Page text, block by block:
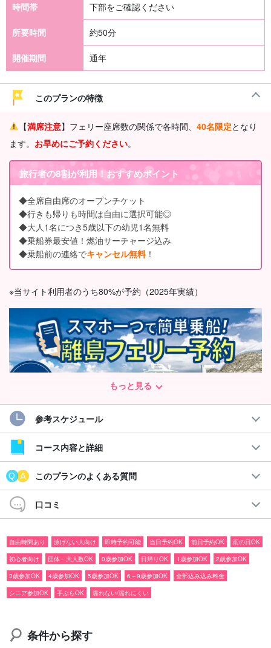
時間帯 下部をご確認ください
所要時間 約50分
開催期間 通年
このプランの特徴
【満席注意】フェリー座席数の関係で各時間、 40名限定となり
ます。 お早めにご予約ください。
旅行者の8割が利用！おすすめポイント
◆全席自由席のオープンチケット
◆行きも帰りも時間は自由に選択可能◎
◆大人1名につき5歳以下の幼児1名無料
◆乗船券最安値！燃油サーチャージ込み
◆乗船前の連絡でキャンセル無料！
※当サイト利用者のうち80%が予約（2025年実績）
西表島の玄関口となる港は、大原港（東南部）と上原港（北部）
のふたつがあります。
特に上原港はアクティビティツアーの集合場所になることが多く
上原港はこんな方に...
◆マリンアクティビティを楽しみたい方
◆西表島の自然を思い切り体感したい方
もっと見る
参考スケジュール
コース内容と詳細
このプランのよくある質問
口コミ
自由時間あり 泳げない人向け 即時予約可能 当日予約OK 前日予約OK
雨の日OK
初心者向け
団体・大人数OK 0歳参加OK 日帰りOK 1歳参加OK
2歳参加OK
3歳参加OK
4歳参加OK 5歳参加OK 6～9歳参加OK
全部込み込み料金
シニア参加OK
手ぶらOK 濡れない/濡れにくい
条件から探す